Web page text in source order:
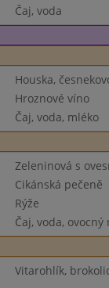
Čaj, voda
Houska,
Hroznové víno
Čaj, voda, mléko
Zeleninová s
Cikánská pečeně
Rýže
Čaj, voda, ovocný
Vitarohlík,